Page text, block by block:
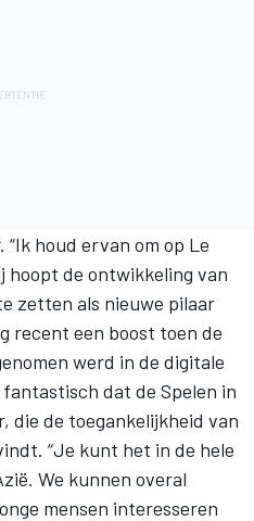
houd ervan om op Le
hoopt de ontwikkeling van
zetten als nieuwe pilaar
recent een boost toen de
werd in de digitale
fantastisch dat de Spelen in
die de toegankelijkheid van
“Je kunt het in de hele
We kunnen overal
mensen interesseren